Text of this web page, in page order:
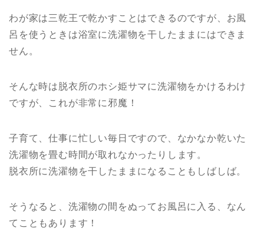
わが家は三乾王で乾かすことはできるのですが、お風
呂を使うときは浴室に洗濯物を干したままにはできま
せん。
そんな時は脱衣所のホシ姫サマに洗濯物をかけるわけ
ですが、これが非常に邪魔！
子育て、仕事に忙しい毎日ですので、なかなか乾いた
洗濯物を畳む時間が取れなかったりします。
脱衣所に洗濯物を干したままになることもしばしば。
そうなると、洗濯物の間をぬってお風呂に入る、なん
てこともあります！